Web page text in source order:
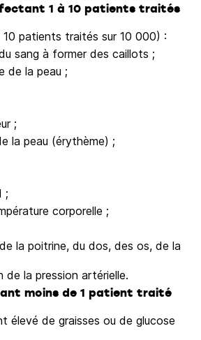
1 à 10 patients traités
patients traités sur 10 000) :
sang à former des caillots ;
de la peau ;
;
la peau (érythème) ;
;
corporelle ;
la poitrine, du dos, des os, de la
de la pression artérielle.
moins de 1 patient traité
élevé de graisses ou de glucose